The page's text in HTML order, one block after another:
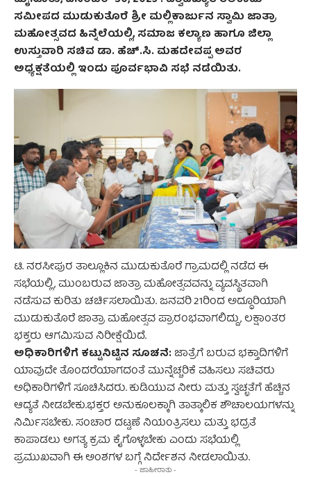
ಸಮೀಪದ ಮುಡುಕುತೊರೆ ಶ್ರೀ ಮಲ್ಲಿಕಾರ್ಜುನ ಸ್ವಾಮಿ ಜಾತ್ರಾ
ಮಹೋತ್ಸವದ ಹಿನ್ನೆಲೆಯಲ್ಲಿ, ಸಮಾಜ ಕಲ್ಯಾಣ ಹಾಗೂ ಜಿಲ್ಲಾ
ಉಸ್ತುವಾರಿ ಸಚಿವ ಡಾ. ಹೆಚ್.ಸಿ. ಮಹದೇವಪ್ಪ ಅವರ
ಅಧ್ಯಕ್ಷತೆಯಲ್ಲಿ ಇಂದು ಪೂರ್ವಭಾವಿ ಸಭೆ ನಡೆಯಿತು.
ಟಿ. ನರಸೀಪುರ ತಾಲ್ಲೂಕಿನ ಮುಡುಕುತೊರೆ ಗ್ರಾಮದಲ್ಲಿ ನಡೆದ ಈ
ಸಭೆಯಲ್ಲಿ, ಮುಂಬರುವ ಜಾತ್ರಾ ಮಹೋತ್ಸವವನ್ನು ವ್ಯವಸ್ಥಿತವಾಗಿ
ನಡೆಸುವ ಕುರಿತು ಚರ್ಚಿಸಲಾಯಿತು. ಜನವರಿ 21ರಿಂದ ಅದ್ಧೂರಿಯಾಗಿ
ಮುಡುಕುತೊರೆ ಜಾತ್ರಾ ಮಹೋತ್ಸವ ಪ್ರಾರಂಭವಾಗಲಿದ್ದು, ಲಕ್ಷಾಂತರ
ಭಕ್ತರು ಆಗಮಿಸುವ ನಿರೀಕ್ಷೆಯಿದೆ.
ಅಧಿಕಾರಿಗಳಿಗೆ ಕಟ್ಟುನಿಟ್ಟಿನ ಸೂಚನೆ: ಜಾತ್ರೆಗೆ ಬರುವ ಭಕ್ತಾದಿಗಳಿಗೆ
ಯಾವುದೇ ತೊಂದರೆಯಾಗದಂತೆ ಮುನ್ನೆಚ್ಚರಿಕೆ ವಹಿಸಲು ಸಚಿವರು
ಅಧಿಕಾರಿಗಳಿಗೆ ಸೂಚಿಸಿದರು. ಕುಡಿಯುವ ನೀರು ಮತ್ತು ಸ್ವಚ್ಛತೆಗೆ ಹೆಚ್ಚಿನ
ಆದ್ಯತೆ ನೀಡಬೇಕು.ಭಕ್ತರ ಅನುಕೂಲಕ್ಕಾಗಿ ತಾತ್ಕಾಲಿಕ ಶೌಚಾಲಯಗಳನ್ನು
ನಿರ್ಮಿಸಬೇಕು. ಸಂಚಾರ ದಟ್ಟಣೆ ನಿಯಂತ್ರಿಸಲು ಮತ್ತು ಭದ್ರತೆ
ಕಾಪಾಡಲು ಅಗತ್ಯ ಕ್ರಮ ಕೈಗೊಳ್ಳಬೇಕು ಎಂದು ಸಭೆಯಲ್ಲಿ
ಪ್ರಮುಖವಾಗಿ ಈ ಅಂಶಗಳ ಬಗ್ಗೆ ನಿರ್ದೇಶನ ನೀಡಲಾಯಿತು.
- ಜಾಹೀರಾತು -